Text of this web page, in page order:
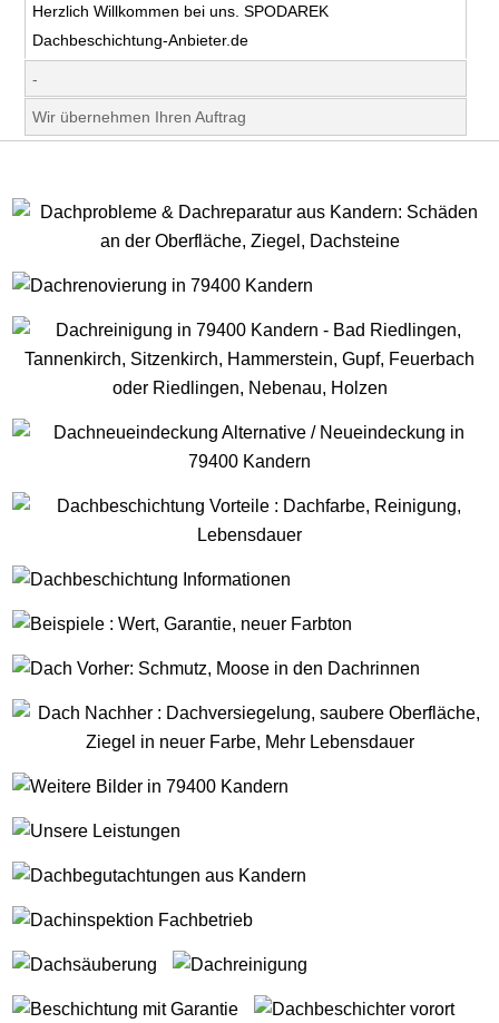
Herzlich Willkommen bei uns. SPODAREK
Dachbeschichtung-Anbieter.de
-
Wir übernehmen Ihren Auftrag